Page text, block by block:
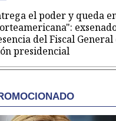
el poder y queda
del Fiscal General
presidencial